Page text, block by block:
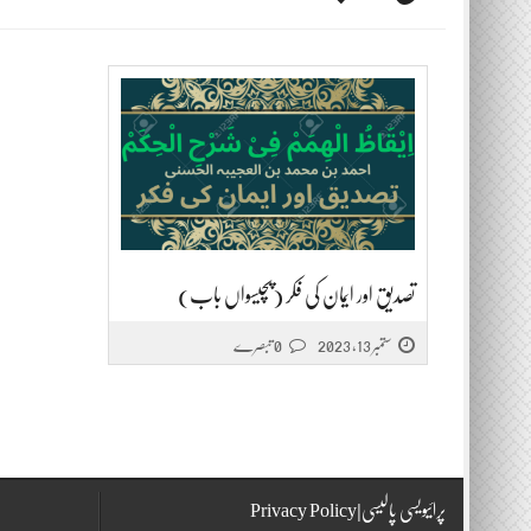
تصدیق اور ایمان کی فکر (پچیسواں باب)
ستمبر 13, 2023
پرائیویسی پالیسی|Privacy Policy